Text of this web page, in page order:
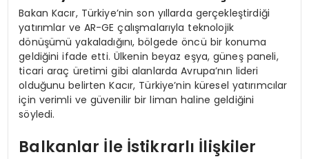
Bakan Kacır, Türkiye’nin son yıllarda gerçekleştirdiği
yatırımlar ve AR-GE çalışmalarıyla teknolojik
dönüşümü yakaladığını, bölgede öncü bir konuma
geldiğini ifade etti. Ülkenin beyaz eşya, güneş paneli,
ticari araç üretimi gibi alanlarda Avrupa’nın lideri
olduğunu belirten Kacır, Türkiye’nin küresel yatırımcılar
için verimli ve güvenilir bir liman haline geldiğini
söyledi.
Balkanlar İle İstikrarlı İlişkiler